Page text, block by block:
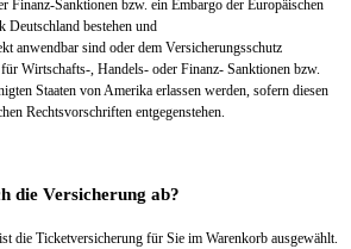
Sanktionen bzw. ein Embargo der Europäischen
Deutschland bestehen und
anwendbar sind oder dem Versicherungsschutz
Wirtschafts-, Handels- oder Finanz- Sanktionen bzw.
Staaten von Amerika erlassen werden, sofern diesen
Rechtsvorschriften entgegenstehen.
die Versicherung ab?
die Ticketversicherung für Sie im Warenkorb ausgewählt.